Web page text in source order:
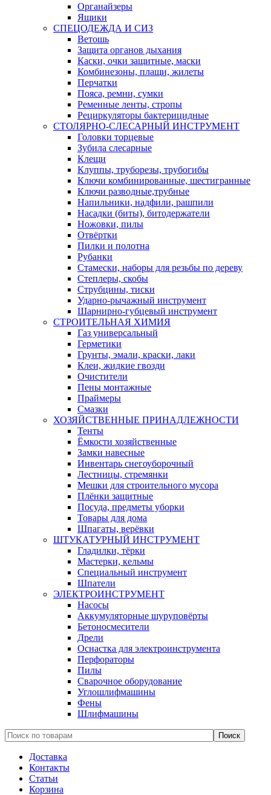
Органайзеры
Ящики
СПЕЦОДЕЖДА И СИЗ
Ветошь
Защита органов дыхания
Каски, очки защитные, маски
Комбинезоны, плащи, жилеты
Перчатки
Пояса, ремни, сумки
Ременные ленты, стропы
Рециркуляторы бактерицидные
СТОЛЯРНО-СЛЕСАРНЫЙ ИНСТРУМЕНТ
Головки торцевые
Зубила слесарные
Клещи
Клуппы, труборезы, трубогибы
Ключи комбинированные, шестигранные
Ключи разводные,трубные
Напильники, надфили, рашпили
Насадки (биты), битодержатели
Ножовки, пилы
Отвёртки
Пилки и полотна
Рубанки
Стамески, наборы для резьбы по дереву
Степлеры, скобы
Струбцины, тиски
Ударно-рычажный инструмент
Шарнирно-губцевый инструмент
СТРОИТЕЛЬНАЯ ХИМИЯ
Газ универсальный
Герметики
Грунты, эмали, краски, лаки
Клеи, жидкие гвозди
Очистители
Пены монтажные
Праймеры
Смазки
ХОЗЯЙСТВЕННЫЕ ПРИНАДЛЕЖНОСТИ
Тенты
Ёмкости хозяйственные
Замки навесные
Инвентарь снегоуборочный
Лестницы, стремянки
Мешки для строительного мусора
Плёнки защитные
Посуда, предметы уборки
Товары для дома
Шпагаты, верёвки
ШТУКАТУРНЫЙ ИНСТРУМЕНТ
Гладилки, тёрки
Мастерки, кельмы
Специальный инструмент
Шпатели
ЭЛЕКТРОИНСТРУМЕНТ
Насосы
Аккумуляторные шуруповёрты
Бетоносмесители
Дрели
Оснастка для электроинструмента
Перфораторы
Пилы
Сварочное оборудование
Углошлифмашины
Фены
Шлифмашины
Доставка
Контакты
Статьи
Корзина